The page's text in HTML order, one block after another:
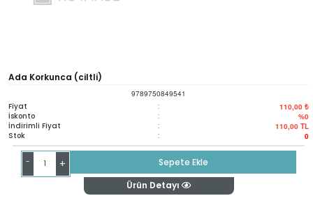
Ada Korkunca (ciltli)
9789750849541
Fiyat : 110,00 ₺
İskonto : %0
İndirimli Fiyat : 110,00 TL
Stok : 0
- +
Sepete Ekle
Ürün Detayı